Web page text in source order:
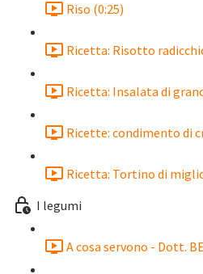
Riso (0:25)
Ricetta: Risotto
Ricetta: Insalata di
Ricette: condimento di
Ricetta: Tortino di
I legumi
A cosa servono - Dott.